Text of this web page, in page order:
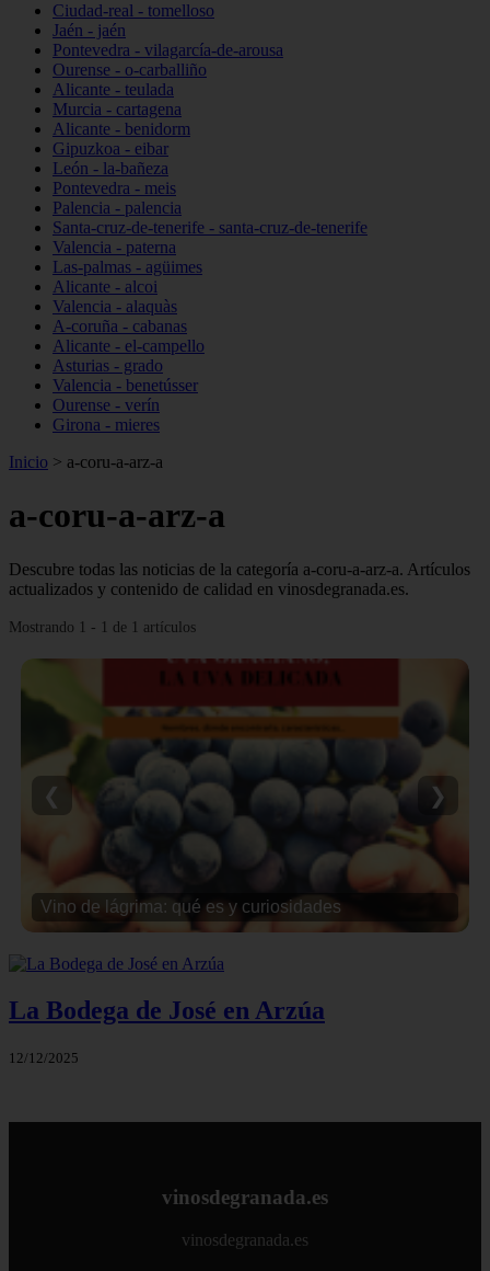
Ciudad-real - tomelloso
Jaén - jaén
Pontevedra - vilagarcía-de-arousa
Ourense - o-carballiño
Alicante - teulada
Murcia - cartagena
Alicante - benidorm
Gipuzkoa - eibar
León - la-bañeza
Pontevedra - meis
Palencia - palencia
Santa-cruz-de-tenerife - santa-cruz-de-tenerife
Valencia - paterna
Las-palmas - agüimes
Alicante - alcoi
Valencia - alaquàs
A-coruña - cabanas
Alicante - el-campello
Asturias - grado
Valencia - benetússer
Ourense - verín
Girona - mieres
Inicio > a-coru-a-arz-a
a-coru-a-arz-a
Descubre todas las noticias de la categoría a-coru-a-arz-a. Artículos
actualizados y contenido de calidad en vinosdegranada.es.
Mostrando 1 - 1 de 1 artículos
Vino de lágrima: qué es y curiosidades
❮ ❯
La Bodega de José en Arzúa
12/12/2025
vinosdegranada.es
vinosdegranada.es